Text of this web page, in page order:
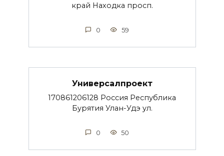
край Находка просп.
0 59
Универсалпроект
170861206128 Россия Республика
Бурятия Улан-Удэ ул.
0 50